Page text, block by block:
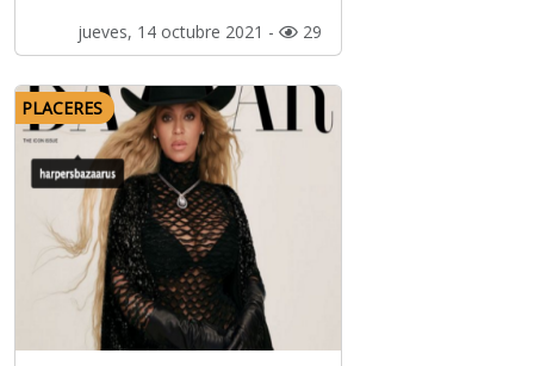
jueves, 14 octubre 2021 - 29
PLACERES